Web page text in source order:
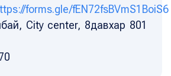
forms.gle/fEN72fsBVmS1BoiS6
City center, 8давхар 801